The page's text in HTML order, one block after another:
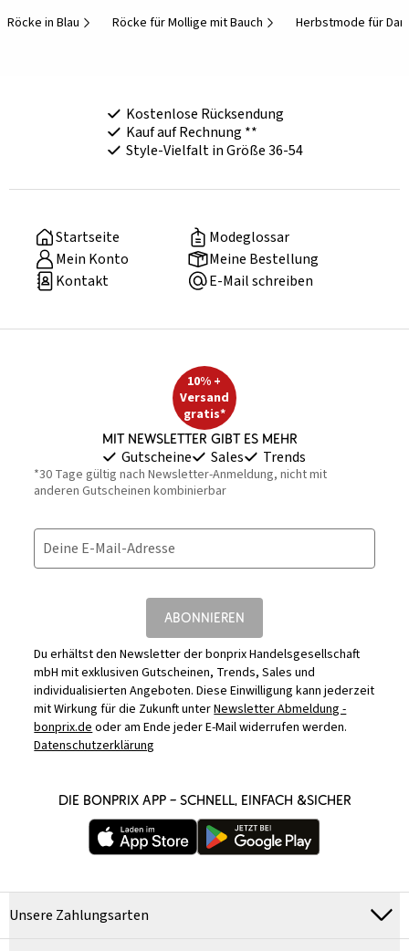
Röcke in Blau Röcke für Mollige mit Bauch Herbstmode für
Kostenlose Rücksendung
Kauf auf Rechnung **
Style-Vielfalt in Größe 36-54
Startseite
Modeglossar
Mein Konto
Meine Bestellung
Kontakt
E-Mail schreiben
10% +
Versand
gratis*
Mit Newsletter gibt es mehr
Gutscheine Sales Trends
*30 Tage gültig nach Newsletter-Anmeldung, nicht mit
anderen Gutscheinen kombinierbar
Deine E-Mail-Adresse
ABONNIEREN
Du erhältst den Newsletter der bonprix Handelsgesellschaft
mbH mit exklusiven Gutscheinen, Trends, Sales und
individualisierten Angeboten. Diese Einwilligung kann jederzeit
mit Wirkung für die Zukunft unterNewsletter Abmeldung -
bonprix.deoder am Ende jeder E-Mail widerrufen werden.
Datenschutzerklärung
DIE BONPRIX APP – SCHNELL, EINFACH &SICHER
Unsere Zahlungsarten